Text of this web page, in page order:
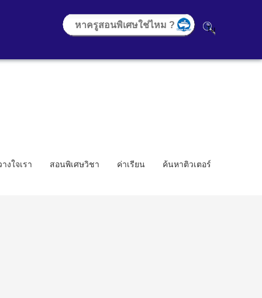
งใจเรา สอนพิเศษวิชา ค่าเรียน ค้นหาติวเตอร์